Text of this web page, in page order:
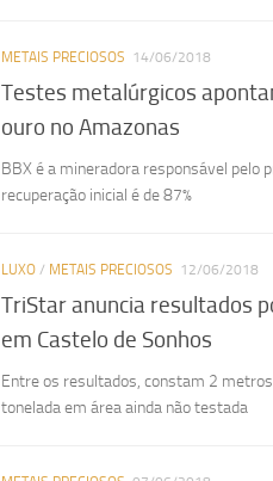
METAIS PRECIOSOS 14/06/2018
Testes metalúrgicos
ouro no Amazonas
BBX é a mineradora responsável pelo
recuperação inicial é de 87%
LUXO / METAIS PRECIOSOS 12/06/2018
TriStar anuncia resultados
em Castelo de Sonhos
Entre os resultados, constam 2
tonelada em área ainda não testada